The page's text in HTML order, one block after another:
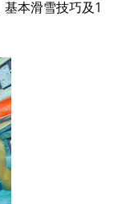
基本滑雪技巧及1